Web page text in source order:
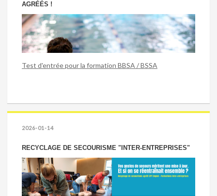
AGRÉÉS !
Test d'entrée pour la formation BBSA / BSSA
2026-01-14
RECYCLAGE DE SECOURISME "INTER-ENTREPRISES"